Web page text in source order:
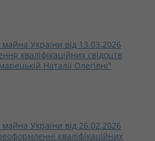
України від 13.03.2026
кваліфікаційних свідоцтв
Наталії Олегівні"
України від 26.02.2026
кваліфікаційних